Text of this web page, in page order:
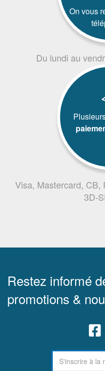
On vous
Du lundi au
Visa, Mastercard, CB,
3D-
Restez informé
promotions &